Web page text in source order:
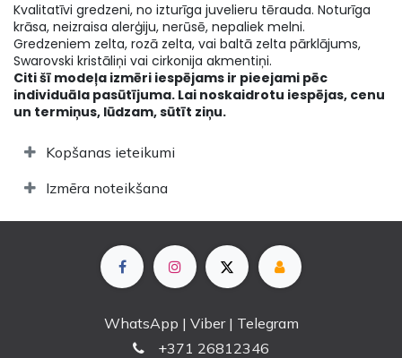
Kvalitatīvi gredzeni, no izturīga juvelieru tērauda. Noturīga
krāsa, neizraisa alerģiju, nerūsē, nepaliek melni.
Gredzeniem zelta, rozā zelta, vai baltā zelta pārklājums,
Swarovski kristāliņi vai cirkonija akmentiņi.
Citi šī modeļa izmēri iespējams ir pieejami pēc
individuāla pasūtījuma. Lai noskaidrotu iespējas, cenu
un termiņus, lūdzam, sūtīt ziņu.
Kopšanas ieteikumi
Izmēra noteikšana
WhatsApp | Viber | Telegram
+371 26812346